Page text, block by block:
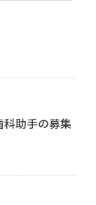
科助手の募集